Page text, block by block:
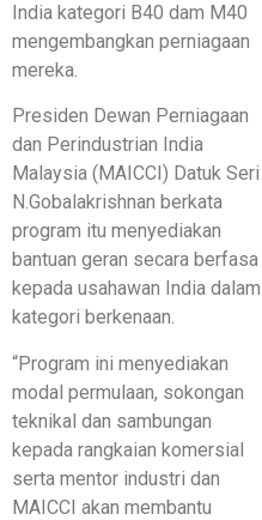
India kategori B40 dam M40
mengembangkan perniagaan
mereka.
Presiden Dewan Perniagaan
dan Perindustrian India
Malaysia (MAICCI) Datuk Seri
N.Gobalakrishnan berkata
program itu menyediakan
bantuan geran secara berfasa
kepada usahawan India dalam
kategori berkenaan.
“Program ini menyediakan
modal permulaan, sokongan
teknikal dan sambungan
kepada rangkaian komersial
serta mentor industri dan
MAICCI akan membantu